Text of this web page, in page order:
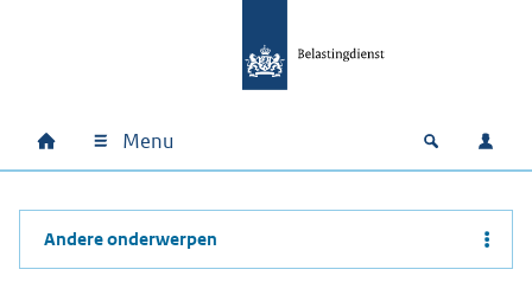
Hoofdnavigatie
Home Menu Open
Andere onderwerpen